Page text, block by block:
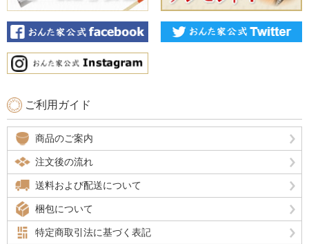
ご利用ガイド
商品のご案内
注文後の流れ
送料および配送について
梱包について
特定商取引法に基づく表記